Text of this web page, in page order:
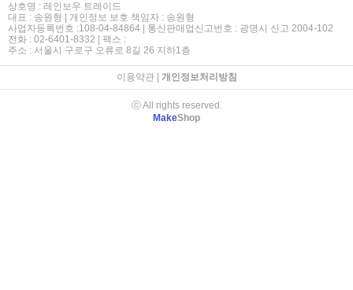
상호명 : 레인보우 트레이드
대표 : 송원형 | 개인정보 보호 책임자 : 송원형
사업자등록번호 :108-04-84864 | 통신판매업신고번호 : 광명시 신고 2004-102
전화 : 02-6401-8332 | 팩스 :
주소 : 서울시 구로구 오류로 8길 26 지하1층
이용약관| 개인정보처리방침
ⓒ All rights reserved.
MakeShop